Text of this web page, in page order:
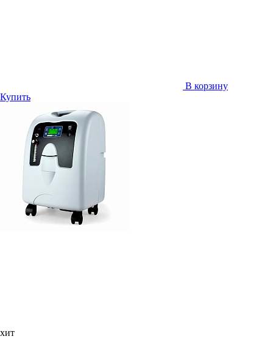
В корзину
Купить
хит